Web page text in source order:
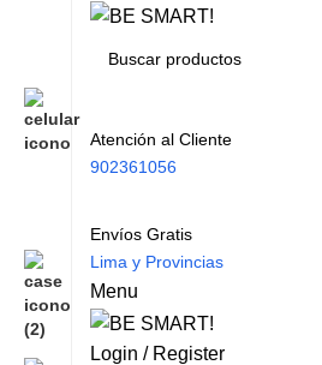
Atención al Cliente
902361056
Envíos Gratis
Lima y Provincias
Menu
Login / Register